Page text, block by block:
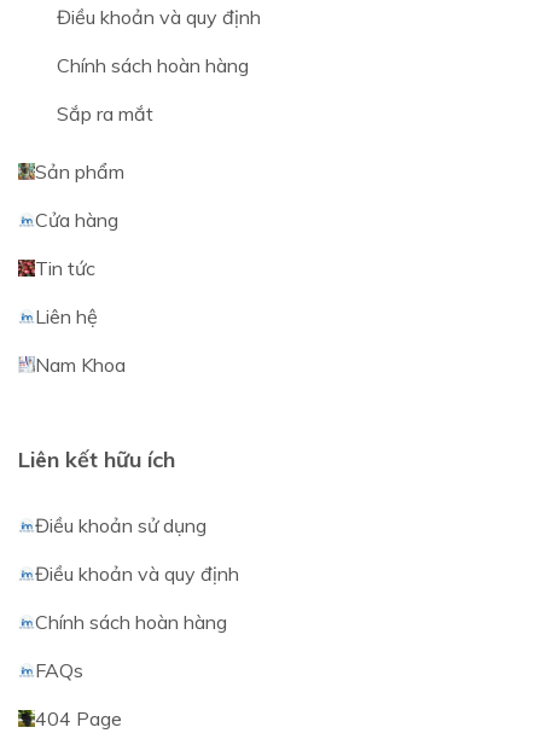
Điều khoản và quy định
Chính sách hoàn hàng
Sắp ra mắt
Sản phẩm
Cửa hàng
Tin tức
Liên hệ
Nam Khoa
Liên kết hữu ích
Điều khoản sử dụng
Điều khoản và quy định
Chính sách hoàn hàng
FAQs
404 Page